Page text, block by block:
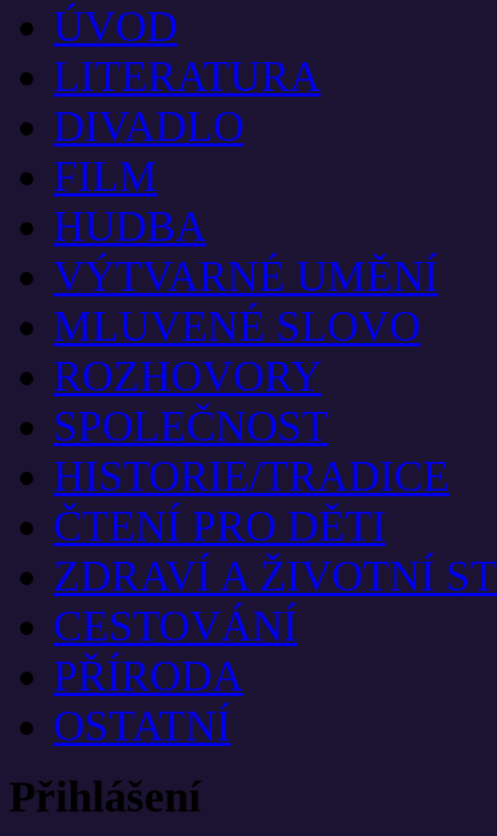
ÚVOD
LITERATURA
DIVADLO
FILM
HUDBA
VÝTVARNÉ UMĚNÍ
MLUVENÉ SLOVO
ROZHOVORY
SPOLEČNOST
HISTORIE/TRADICE
ČTENÍ PRO DĚTI
ZDRAVÍ A ŽIVOTNÍ
CESTOVÁNÍ
PŘÍRODA
OSTATNÍ
Přihlášení